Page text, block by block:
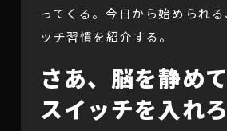
ってくる。今日から始められ
ッチ習慣を紹介する。
さあ、脳を静め
スイッチを入れろ